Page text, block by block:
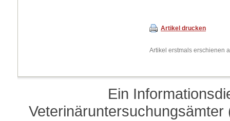
Artikel drucken
Artikel erstmals erschienen
Ein